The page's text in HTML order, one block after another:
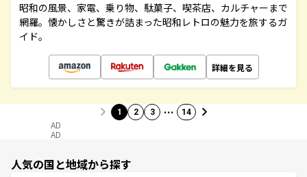
昭和の風景、家電、乗り物、駄菓子、喫茶店、カルチャーまで
網羅。懐かしさと驚きが詰まった昭和レトロの魅力を旅するガ
イド。
詳細を見る
1 2 3 … 14
AD
AD
人気の国と地域から探す